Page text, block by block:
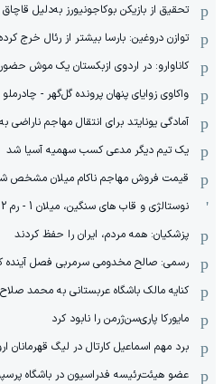
تحقیق از بازیکن بوکاجونیورز به‌دلیل
توازن دروغین: بارسا بیشتر از رئال خرج
کاناوارو: در اردوی ازبکستان یک موش
واکاوی زوایای پنهان پرونده گل‌گهر - چادرملو
آمادگی یونایتد برای انتقال مهاجم ناراضی
یک تیم دیگر مدعی کسب سهمیه آسیا شد
قیمت فروش مهاجم ناکام میلان مشخص
نوستالژی و قاب های سنگین، میلان 1 - رم 2 (2006/2007)
پزشکیان: همه مردم، ایران را حفظ کردند
رسمی: صالح مخدومی سرمربی فصل آینده
کنایه مالک باشگاه عربستانی به محمد صلاح
مایورکا پاری‌سن‌ژرمن را نابود کرد
برد مهم اسماعیل کارتال در لیگ قهرمانان
عضو هیئت‌رئیسه فدراسیون در باشگاه